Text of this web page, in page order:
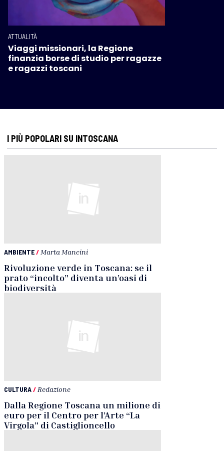
ATTUALITÀ
Viaggi missionari, la Regione
finanzia borse di studio per ragazze
e ragazzi toscani
I PIÙ POPOLARI SU INTOSCANA
AMBIENTE/ Marta Mancini
Rivoluzione verde in Toscana: se il
prato “incolto” diventa un’oasi di
biodiversità
CULTURA/ Redazione
Dalla Regione Toscana un milione di
euro per il Centro per l’Arte “La
Virgola” di Castiglioncello